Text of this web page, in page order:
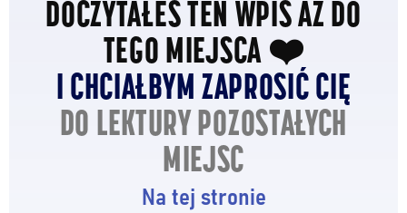
DOCZYTAŁEŚ TEN WPIS AŻ DO
TEGO MIEJSCA ❤️
I CHCIAŁBYM ZAPROSIĆ CIĘ
DO LEKTURY POZOSTAŁYCH
MIEJSC
Na tej stronie